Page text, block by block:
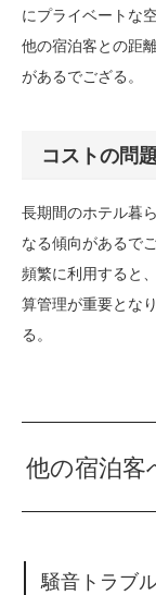
にプライベートな
他の宿泊客との距
があるでござる。
コストの問題
長期間のホテル暮
なる傾向があるで
頻繁に利用すると
算管理が重要とな
る。
他の宿泊客
騒音トラブ